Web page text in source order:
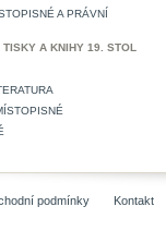
A PRÁVNÍ
TISKY A KNIHY 19. STOL
podmínky Kontakt